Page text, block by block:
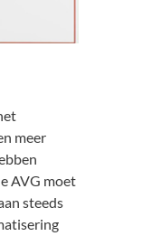
meer
AVG moet
steeds